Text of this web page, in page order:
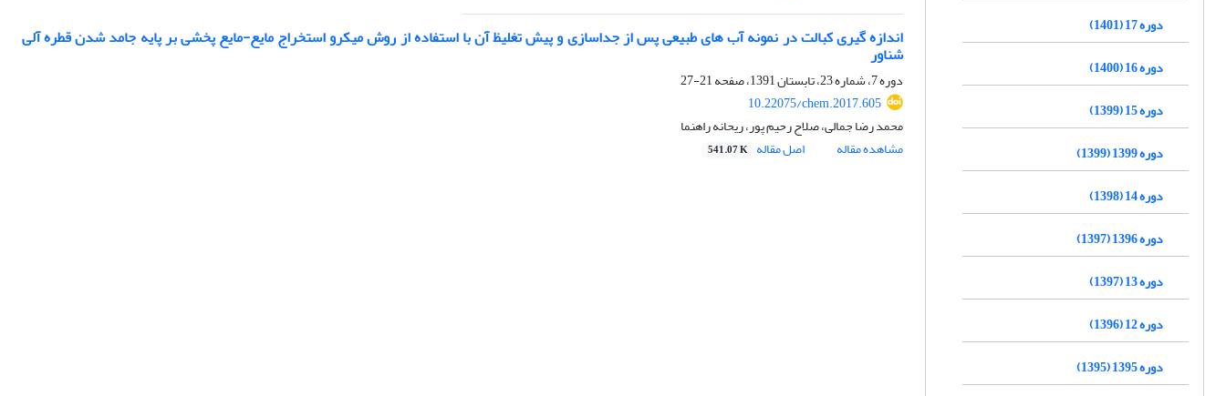
اندازه گیری کبالت در نمونه آب های طبیعی پس از جداسازی و پیش تغلیظ آن با استفاده از روش میکرو استخراج مایع-مایع پخشی بر پایه جامد شدن قطره آلی
شناور
دوره 7، شماره 23، تابستان 1391، صفحه
21-27
10.22075/chem.2017.605
محمد رضا جمالی، صلاح رحیم پور، ریحانه راهنما
مشاهده مقاله
اصل مقاله 541.07 K
دوره 17 (1401)
دوره 16 (1400)
دوره 15 (1399)
دوره 1399 (1399)
دوره 14 (1398)
دوره 1396 (1397)
دوره 13 (1397)
دوره 12 (1396)
دوره 1395 (1395)